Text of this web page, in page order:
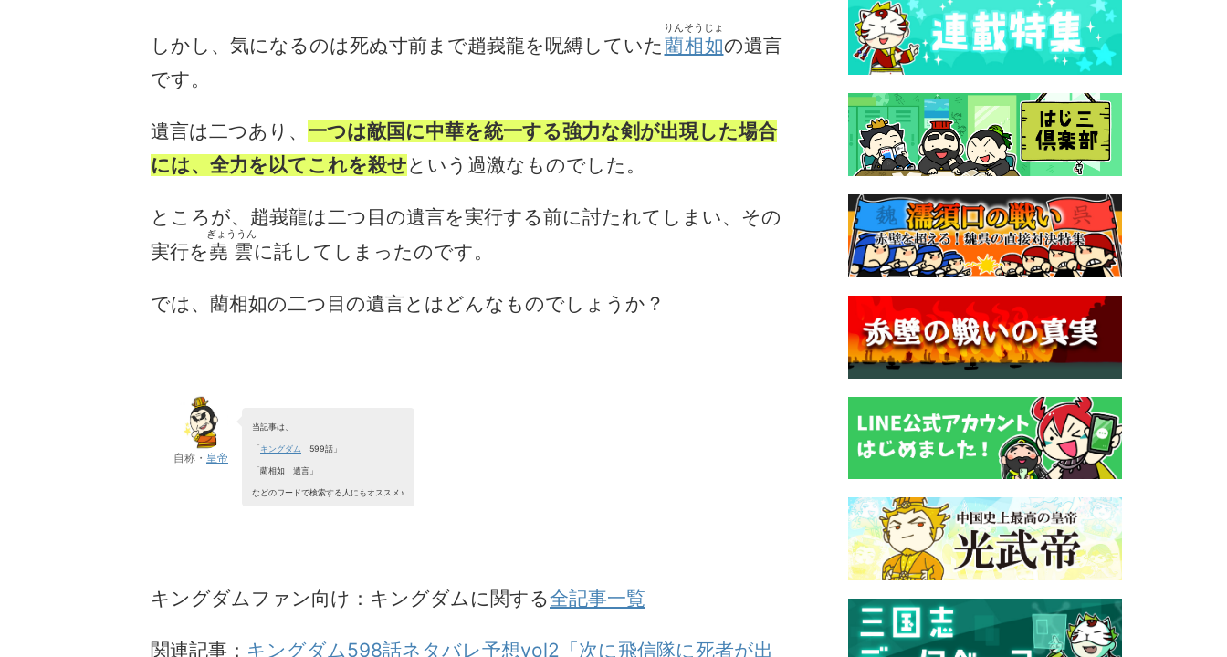
しかし、気になるのは死ぬ寸前まで趙峩龍を呪縛していた藺相如
りんそうじょ
の遺言
です。
遺言は二つあり、 一つは敵国に中華を統一する強力な剣が出現した場合
には、全力を以てこれを殺せという過激なものでした。
ところが、趙峩龍は二つ目の遺言を実行する前に討たれてしまい、その
実行を堯雲
ぎょううん
に託してしまったのです。
では、藺相如の二つ目の遺言とはどんなものでしょうか？
自称・ 皇帝
当記事は、
「キングダム 599話」
「藺相如 遺言」
などのワードで検索する人にもオススメ♪
キングダムファン向け：キングダムに関する全記事一覧
関連記事： キングダム598話ネタバレ予想vol2「次に飛信隊に死者が出